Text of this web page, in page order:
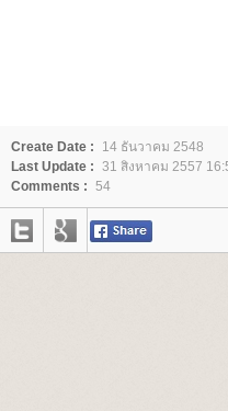
Create Date :
14 ธันวาคม 2548
Last Update : 31 สิงหาคม 2557
Comments : 54